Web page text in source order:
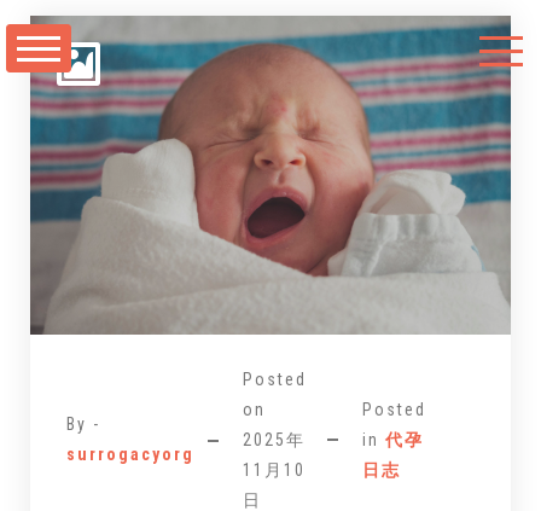
至
By -
surrogacyorg
Posted
on
2025年
11月10
日
Posted
in代孕
日志